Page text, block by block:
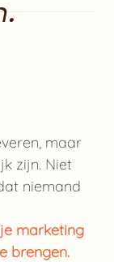
maar
zijn. Niet
niemand
marketing
brengen.